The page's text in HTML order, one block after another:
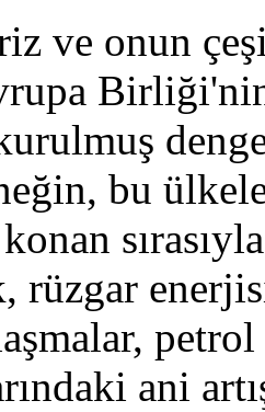
ve onun
bu
rüzgar
ani